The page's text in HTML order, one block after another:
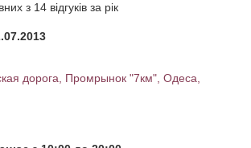
з 14 відгуків за рік
дорога, Промрынок "7км", Одеса,